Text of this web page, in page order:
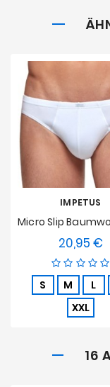
IMPETUS
20,95 €
S M L
XXL
16